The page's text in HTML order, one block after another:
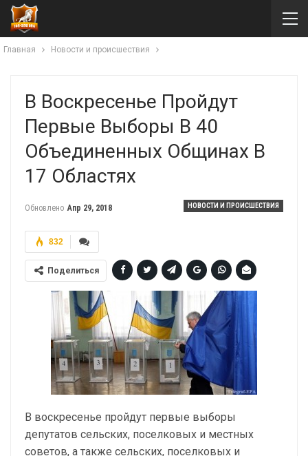
Главная Новости и происшествия
В Воскресенье Пройдут
Первые Выборы В 40
Объединенных Общинах В
17 Областях
НОВОСТИ И ПРОИСШЕСТВИЯ
Обновлено Апр 29, 2018
832
Поделиться
В воскресенье пройдут первые выборы
депутатов сельских, поселковых и местных
советов, а также сельских, поселковых и